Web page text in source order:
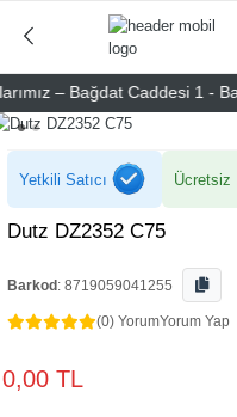
– Bağdat Caddesi 1 -
Yetkili Satıcı Ücretsiz
Dutz DZ2352 C75
Barkod : 8719059041255
(0) YorumYorum Yap
0,00 TL